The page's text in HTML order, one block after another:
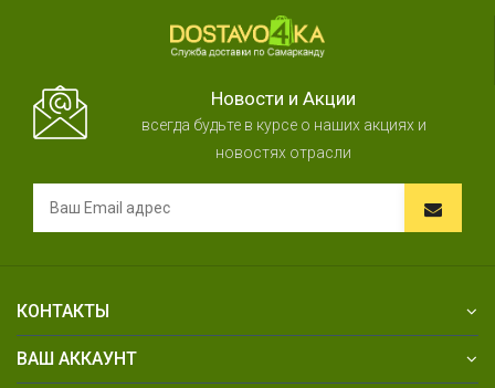
Новости и Акции
всегда будьте в курсе о наших акциях и
новостях отрасли
КОНТАКТЫ
ВАШ АККАУНТ